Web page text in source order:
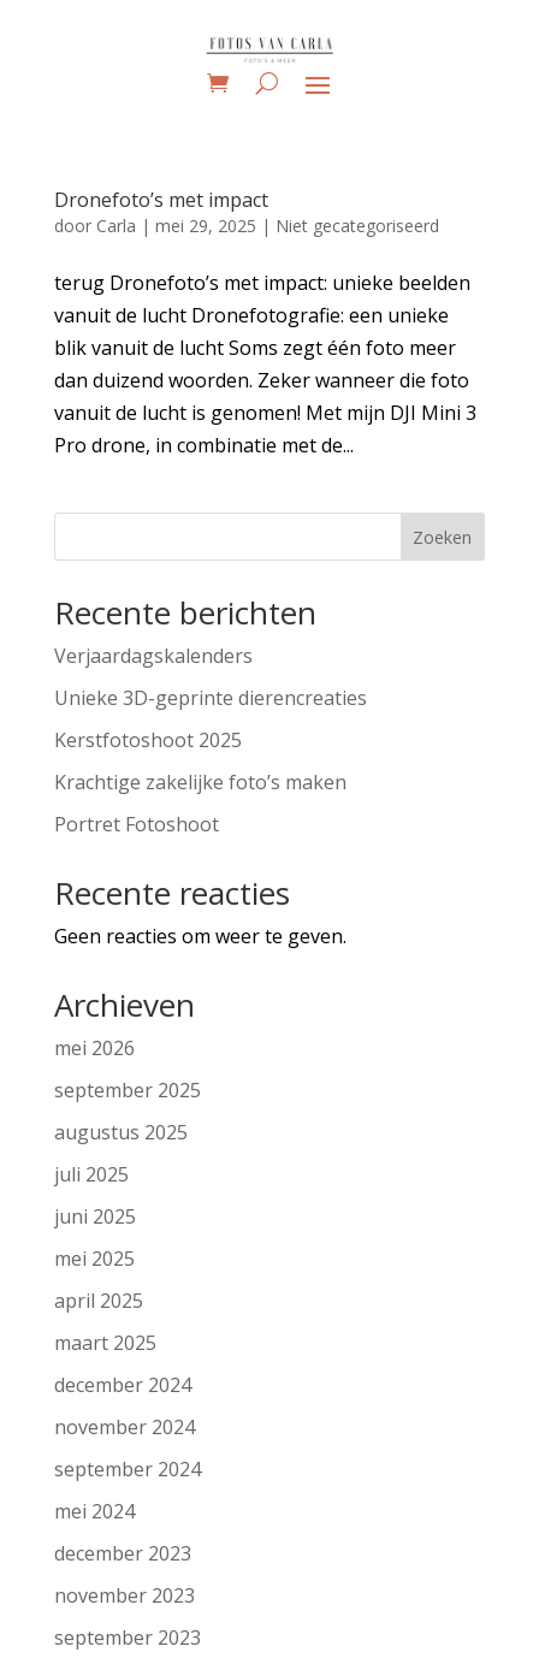
Dronefoto’s met impact
door Carla | mei 29, 2025 | Niet gecategoriseerd
terug Dronefoto’s met impact: unieke beelden
vanuit de lucht Dronefotografie: een unieke
blik vanuit de lucht Soms zegt één foto meer
dan duizend woorden. Zeker wanneer die foto
vanuit de lucht is genomen! Met mijn DJI Mini 3
Pro drone, in combinatie met de...
Zoeken
Recente berichten
Verjaardagskalenders
Unieke 3D-geprinte dierencreaties
Kerstfotoshoot 2025
Krachtige zakelijke foto’s maken
Portret Fotoshoot
Recente reacties
Geen reacties om weer te geven.
Archieven
mei 2026
september 2025
augustus 2025
juli 2025
juni 2025
mei 2025
april 2025
maart 2025
december 2024
november 2024
september 2024
mei 2024
december 2023
november 2023
september 2023